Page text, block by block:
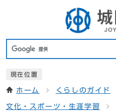
現在位置
ホーム くらしのガイド
文化・スポーツ・生涯学習